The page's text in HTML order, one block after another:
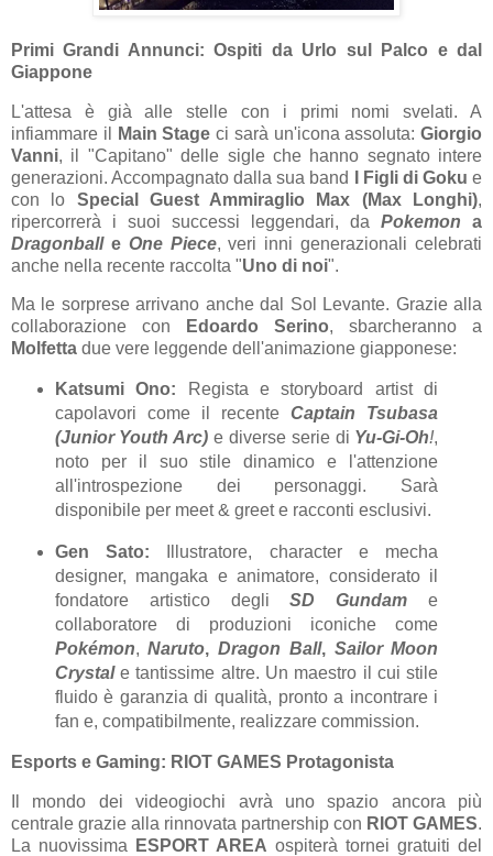
Primi Grandi Annunci: Ospiti da Urlo sul Palco e dal
Giappone
L'attesa è già alle stelle con i primi nomi svelati. A
infiammare il
Main Stage ci sarà un'icona assoluta: Giorgio
Vanni, il "Capitano" delle sigle che hanno segnato intere
generazioni. Accompagnato dalla sua band
I Figli di Goku e
con lo Special Guest Ammiraglio Max (Max Longhi),
ripercorrerà i suoi successi leggendari, da Pokemon a
Dragonballe One Piece, veri inni generazionali celebrati
anche nella recente raccolta "Uno di noi".
Ma le sorprese arrivano anche dal Sol Levante. Grazie alla
collaborazione con
Edoardo Serino, sbarcheranno a
Molfetta due vere leggende dell'animazione giapponese:
Katsumi Ono: Regista e storyboard artist di
capolavori come il recenteCaptain Tsubasa
(Junior Youth Arc) e diverse serie di Yu-Gi-Oh!,
noto per il suo stile dinamico e l'attenzione
all'introspezione dei personaggi. Sarà
disponibile per meet & greet e racconti esclusivi.
Gen Sato: Illustratore, character e mecha
designer, mangaka e animatore, considerato il
fondatore artistico degliSD Gundam e
collaboratore di produzioni iconiche come
Pokémon,Naruto,Dragon Ball, Sailor Moon
Crystale tantissime altre. Un maestro il cui stile
fluido è garanzia di qualità, pronto a incontrare i
fan e, compatibilmente, realizzare commission.
Esports e Gaming: RIOT GAMES Protagonista
Il mondo dei videogiochi avrà uno spazio ancora più
centrale grazie alla rinnovata partnership con RIOT GAMES.
La nuovissima
ESPORT AREA ospiterà tornei gratuiti del